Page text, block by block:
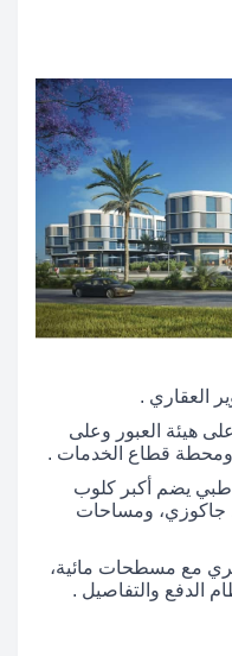
العقاري .
هيئة العبور وعلى
طبي يضم أكبر كلوب
جاكوزي، ومساحات
مع مسطحات مائية،
الدفع والتفاصيل .